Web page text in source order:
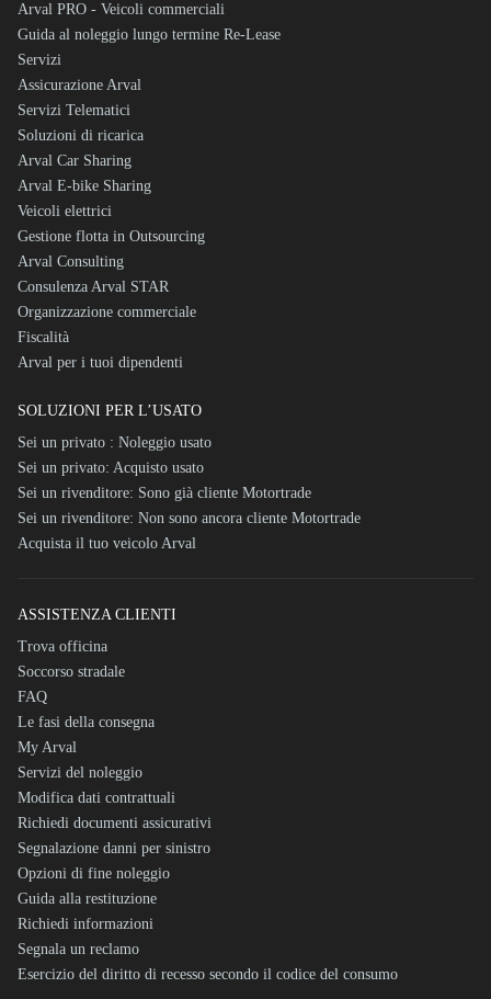
Arval PRO - Veicoli commerciali
Guida al noleggio lungo termine Re-Lease
Servizi
Assicurazione Arval
Servizi Telematici
Soluzioni di ricarica
Arval Car Sharing
Arval E-bike Sharing
Veicoli elettrici
Gestione flotta in Outsourcing
Arval Consulting
Consulenza Arval STAR
Organizzazione commerciale
Fiscalità
Arval per i tuoi dipendenti
SOLUZIONI PER L’USATO
Sei un privato : Noleggio usato
Sei un privato: Acquisto usato
Sei un rivenditore: Sono già cliente Motortrade
Sei un rivenditore: Non sono ancora cliente Motortrade
Acquista il tuo veicolo Arval
ASSISTENZA CLIENTI
Trova officina
Soccorso stradale
FAQ
Le fasi della consegna
My Arval
Servizi del noleggio
Modifica dati contrattuali
Richiedi documenti assicurativi
Segnalazione danni per sinistro
Opzioni di fine noleggio
Guida alla restituzione
Richiedi informazioni
Segnala un reclamo
Esercizio del diritto di recesso secondo il codice del consumo